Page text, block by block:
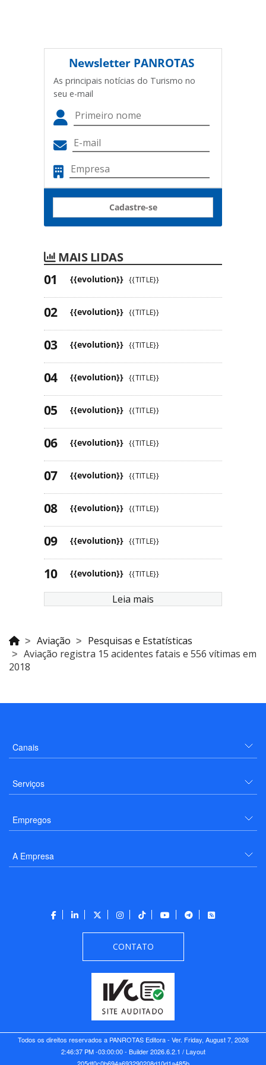
Newsletter PANROTAS
As principais notícias do Turismo no
seu e-mail
Cadastre-se
MAIS LIDAS
{{evolution}} {{TITLE}}
{{evolution}} {{TITLE}}
{{evolution}} {{TITLE}}
{{evolution}} {{TITLE}}
{{evolution}} {{TITLE}}
{{evolution}} {{TITLE}}
{{evolution}} {{TITLE}}
{{evolution}} {{TITLE}}
{{evolution}} {{TITLE}}
{{evolution}} {{TITLE}}
Leia mais
Aviação
Pesquisas e Estatísticas
Aviação registra 15 acidentes fatais e 556 vítimas em
2018
Canais
Serviços
Empregos
A Empresa
CONTATO
Todos os direitos reservados a PANROTAS Editora - Ver. Friday, August 7, 2026
2:46:37 PM -03:00:00 - Builder 2026.6.2.1 / Layout